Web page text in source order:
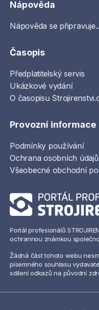
Nápověda
Nápověda se
Časopis
Předplatitelský servis
Ukázkové vydání
O časopisu
Provozní informace
Podmínky používání
Ochrana osobních údajů
Všeobecné obchodní
Portál profesionálů
ochrannou známkou
Žádná část tohoto webu
písemného souhlasu
sdílení odkazů na původní